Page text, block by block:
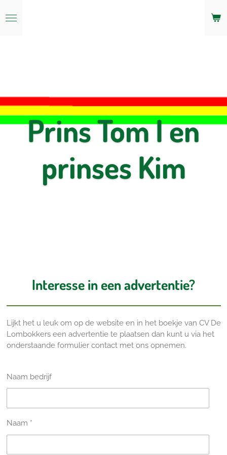
direct
Prins Tom I en
prinses Kim
Interesse in een advertentie?
Lijkt het u leuk om op de website en in het boekje van CV De
Lombokkers een advertentie te plaatsen dan kunt u via het
onderstaande formulier contact met ons opnemen.
Naam bedrijf
Naam *